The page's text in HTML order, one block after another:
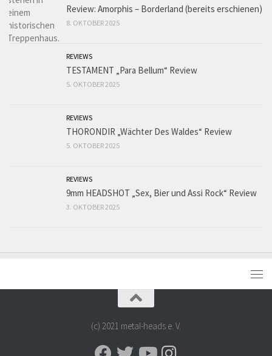
Review: Amorphis – Borderland (bereits erschienen)
8. OKTOBER 2025
REVIEWS
TESTAMENT „Para Bellum“ Review
5. OKTOBER 2025
REVIEWS
THORONDIR „Wächter Des Waldes“ Review
5. OKTOBER 2025
REVIEWS
9mm HEADSHOT „Sex, Bier und Assi Rock“ Review
3. OKTOBER 2025
(c) 2021 metal-heads e. V.